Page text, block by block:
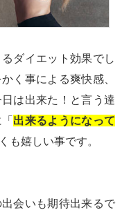
ダイエット効果でし
く事による爽快感、
は出来た！と言う達
出来るようになって
も嬉しい事です。
会いも期待出来るで